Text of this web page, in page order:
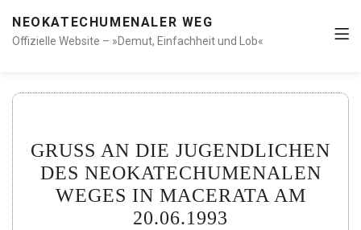
NEOKATECHUMENALER WEG
Offizielle Website – »Demut, Einfachheit und Lob«
GRUSS AN DIE JUGENDLICHEN
DES NEOKATECHUMENALEN
WEGES IN MACERATA AM
20.06.1993